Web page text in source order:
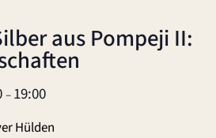
aus Pompeji II:
–19:00
Hülden